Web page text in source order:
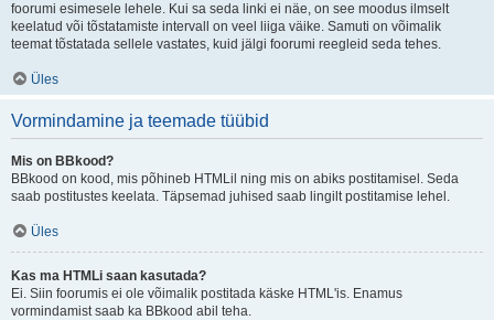
foorumi esimesele lehele. Kui sa seda linki ei näe, on see moodus ilmselt
keelatud või tõstatamiste intervall on veel liiga väike. Samuti on võimalik
teemat tõstatada sellele vastates, kuid jälgi foorumi reegleid seda tehes.
Üles
Vormindamine ja teemade tüübid
Mis on BBkood?
BBkood on kood, mis põhineb HTMLil ning mis on abiks postitamisel. Seda
saab postitustes keelata. Täpsemad juhised saab lingilt postitamise lehel.
Üles
Kas ma HTMLi saan kasutada?
Ei. Siin foorumis ei ole võimalik postitada käske HTML'is. Enamus
vormindamist saab ka BBkood abil teha.